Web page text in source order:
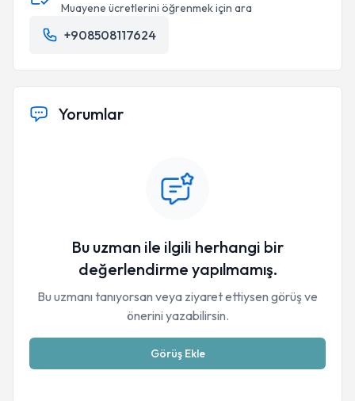
Muayene ücretlerini öğrenmek için ara
+908508117624
Yorumlar
Bu uzman ile ilgili herhangi bir
değerlendirme yapılmamış.
Bu uzmanı tanıyorsan veya ziyaret ettiysen görüş ve
önerini yazabilirsin.
Görüş Ekle